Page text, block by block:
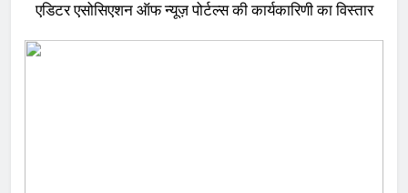
एडिटर एसोसिएशन ऑफ न्यूज़ पोर्टल्स की कार्यकारिणी का विस्तार